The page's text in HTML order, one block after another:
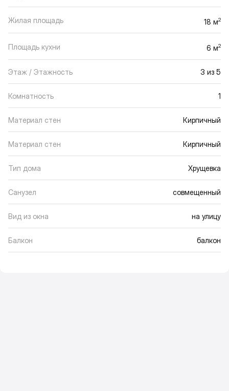
Жилая площадь 18 м2
Площадь кухни 6 м2
Этаж / Этажность 3 из 5
Комнатность 1
Материал стен Кирпичный
Материал стен Кирпичный
Тип дома Хрущевка
Санузел совмещенный
Вид из окна на улицу
Балкон балкон